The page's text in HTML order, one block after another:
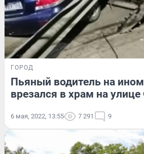
ГОРОД
Пьяный водитель на
врезался в храм на
6 мая, 2022, 13:55 7 291 9